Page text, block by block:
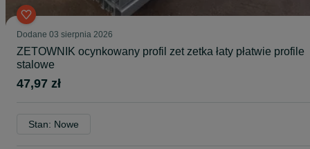
Dodane 03 sierpnia 2026
ZETOWNIK ocynkowany profil zet zetka łaty płatwie profile
stalowe
47,97 zł
Stan: Nowe